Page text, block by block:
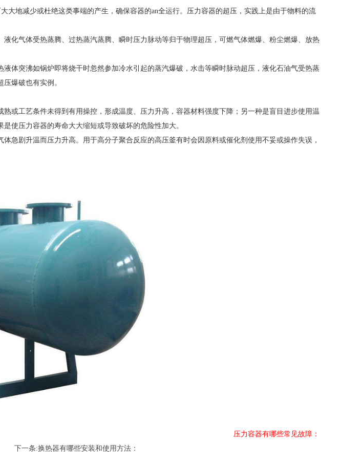
地减少或杜绝这类事端的产生，确保容器的an全运行。压力容器的超压，实践上是由于物料的流
化气体受热蒸腾、过热蒸汽蒸腾、瞬时压力脉动等归于物理超压，可燃气体燃爆、粉尘燃爆、放热
体突沸如锅炉即将烧干时忽然参加冷水引起的蒸汽爆破，水击等瞬时脉动超压，液化石油气受热蒸
爆破也有实例。
或工艺条件未得到有用操控，形成温度、压力升高，容器材料强度下降；另一种是盲目进步使用温
使压力容器的寿命大大缩短或导致破坏的危险性加大。
急剧升温而压力升高。用于高分子聚合反应的高压釜有时会因原料或催化剂使用不妥或操作失误，
压力容器有哪些常见故障：
下一条:换热器有哪些安装和使用方法：